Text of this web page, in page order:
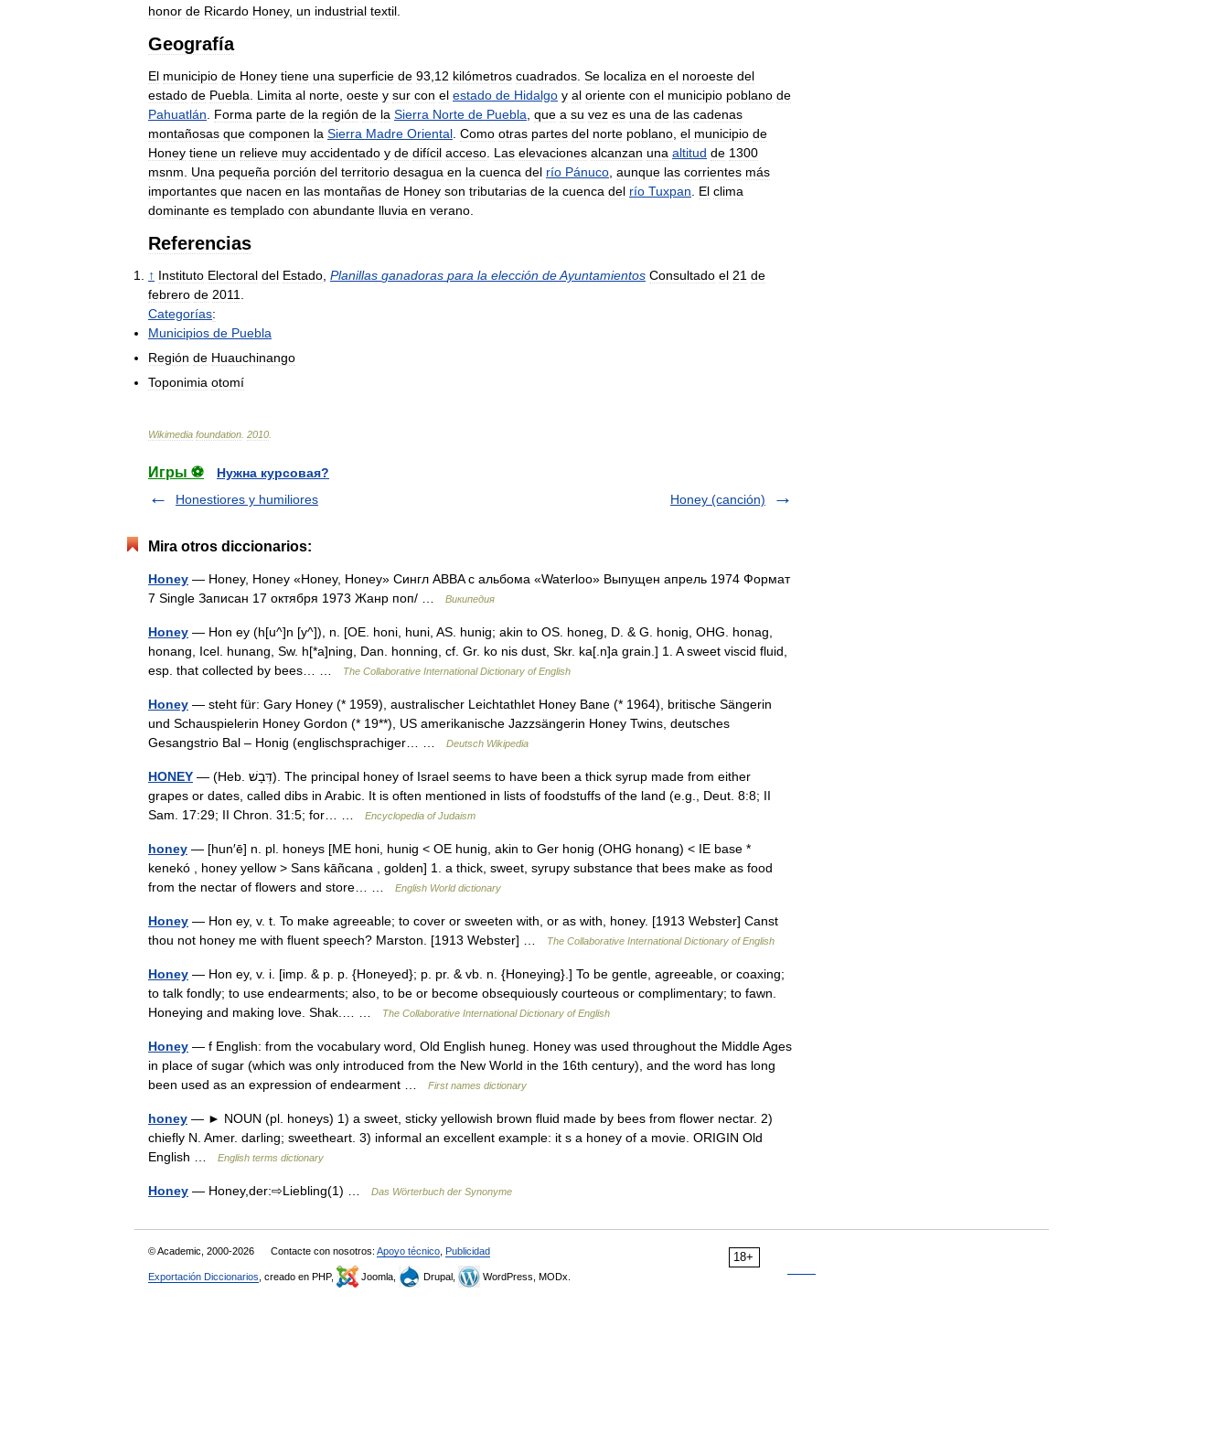
honor de Ricardo Honey, un industrial textil
Geografía
El municipio de Honey tiene una superficie de 93 12 kilómetros cuadrados Se localiza en el noroeste del
estado de Puebla Limita al norte oeste y sur con el estado de Hidalgo y al oriente con el municipio poblano de
Pahuatlán
Forma parte de la región de la Sierra Norte de Puebla que a su vez es una de las cadenas
montañosas que componen la Sierra Madre Oriental Como otras partes del norte poblano el municipio de
Honey tiene un relieve muy accidentado y de difícil acceso Las elevaciones alcanzan una altitud de 1300
msnm
Una pequeña porción del territorio desagua en la cuenca del río Pánuco aunque las corrientes más
importantes que nacen en las montañas de Honey son tributarias de la cuenca del río Tuxpan El clima
dominante es templado con abundante lluvia en verano
Referencias
↑ Instituto Electoral del Estado Planillas ganadoras para la elección deAyuntamientos Consultado el 21 de
febrero de 2011
Categorías:
Municipios de Puebla
Región de Huauchinango
Toponimia otomí
Wikimedia foundation 2010
Игры ⚽
Нужна курсовая?
Honestiores y humiliores
Honey (canción)
Mira otros diccionarios:
Honey — Honey, Honey «Honey, Honey» Сингл ABBA c альбома «Waterloo» Выпущен апрель 1974 Формат
7 Single Записан 17 октября 1973 Жанр поп/ …
Википедия
Honey — Hon ey (h[u^]n [y^]), n. [OE. honi, huni, AS. hunig; akin to OS. honeg, D. & G. honig, OHG. honag,
honang, Icel. hunang, Sw. h[*a]ning, Dan. honning, cf. Gr. ko nis dust, Skr. ka[.n]a grain.] 1. A sweet viscid fluid,
esp. that collected by bees… …
The Collaborative International Dictionary of English
Honey — steht für: Gary Honey (* 1959), australischer Leichtathlet Honey Bane (* 1964), britische Sängerin
und Schauspielerin Honey Gordon (* 19**), US amerikanische Jazzsängerin Honey Twins, deutsches
Gesangstrio Bal – Honig (englischsprachiger… …
Deutsch Wikipedia
HONEY — (Heb. דְּבָשׁ). The principal honey of Israel seems to have been a thick syrup made from either
grapes or dates, called dibs in Arabic. It is often mentioned in lists of foodstuffs of the land (e.g., Deut. 8:8; II
Sam. 17:29; II Chron. 31:5; for… …
Encyclopedia of Judaism
honey — [hun′ē] n. pl. honeys [ME honi, hunig < OE hunig, akin to Ger honig (OHG honang) < IE base *
kenekó , honey yellow > Sans kāñcana , golden] 1. a thick, sweet, syrupy substance that bees make as food
from the nectar of flowers and store… …
English World dictionary
Honey — Hon ey, v. t. To make agreeable; to cover or sweeten with, or as with, honey. [1913 Webster] Canst
thou not honey me with fluent speech? Marston. [1913 Webster] …
The Collaborative International Dictionary of English
Honey — Hon ey, v. i. [imp. & p. p. {Honeyed}; p. pr. & vb. n. {Honeying}.] To be gentle, agreeable, or coaxing;
to talk fondly; to use endearments; also, to be or become obsequiously courteous or complimentary; to fawn.
Honeying and making love. Shak.… …
The Collaborative International Dictionary of English
Honey — f English: from the vocabulary word, Old English huneg. Honey was used throughout the Middle Ages
in place of sugar (which was only introduced from the New World in the 16th century), and the word has long
been used as an expression of endearment …
First names dictionary
honey — ► NOUN (pl. honeys) 1) a sweet, sticky yellowish brown fluid made by bees from flower nectar. 2)
chiefly N. Amer. darling; sweetheart. 3) informal an excellent example: it s a honey of a movie. ORIGIN Old
English …
English terms dictionary
Honey — Honey,der:⇨Liebling(1) … Das Wörterbuch der Synonyme
18+
© Academic, 2000-2026 Contacte con nosotros: Apoyo técnico Publicidad
Exportación Diccionarios , creado en PHP, Joomla, Drupal, WordPress, MODx.